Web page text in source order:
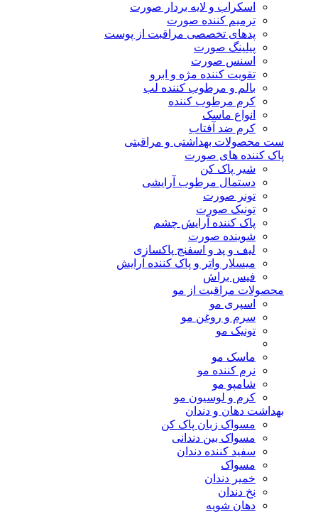
اسکراب و لایه بردار صورت
ترمیم کننده صورت
پدهای تخصصی مراقبت از پوست
پیلینگ صورت
اسنس صورت
تقویت کننده مژه و ابرو
بالم و مرطوب کننده لب
کرم مرطوب کننده
انواع ماسک
کرم ضد آفتاب
ست محصولات بهداشتی و مراقبتی
پاک کننده های صورت
شیر پاک کن
دستمال مرطوب آرایشی
تونر صورت
تونیک صورت
پاک کننده آرایش چشم
شوینده صورت
لیف و پد و اسفنج پاکسازی
میسلار واتر و پاک کننده آرایش
فیس براش
محصولات مراقبت از مو
اسپری مو
سرم و روغن مو
تونیک مو
ماسک مو
نرم کننده مو
شامپو مو
کرم و لوسیون مو
بهداشت دهان و دندان
مسواک زبان پاک کن
مسواک بین دندانی
سفید کننده دندان
مسواک
خمیر دندان
نخ دندان
دهان شویه